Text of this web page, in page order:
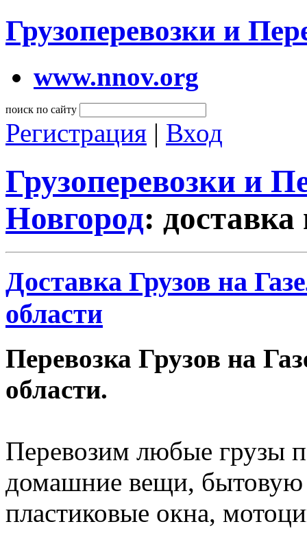
Грузоперевозки и
www.nnov.org
поиск по сайту
Регистрация | Вход
Грузоперевозки и
Новгород: доставка
Доставка Грузов на
области
Перевозка Грузов на
области.
Перевозим любые грузы
домашние вещи, бытовую
пластиковые окна,